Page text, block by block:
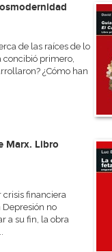
de las raíces de lo
concibió primero,
¿Cómo han
Marx. Libro
financiera
Depresión no
a su fin, la obra